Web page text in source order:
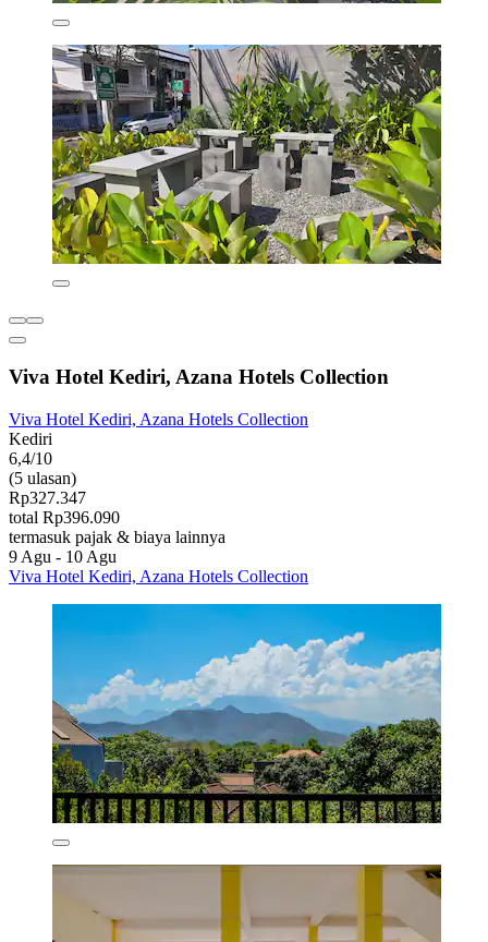
Viva Hotel Kediri, Azana Hotels Collection
Viva Hotel Kediri, Azana Hotels Collection
Kediri
6,4/10
(5 ulasan)
Rp327.347
total Rp396.090
termasuk pajak & biaya lainnya
9 Agu - 10 Agu
Viva Hotel Kediri, Azana Hotels Collection